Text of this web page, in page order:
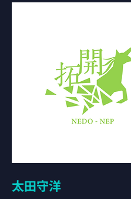
太田守洋